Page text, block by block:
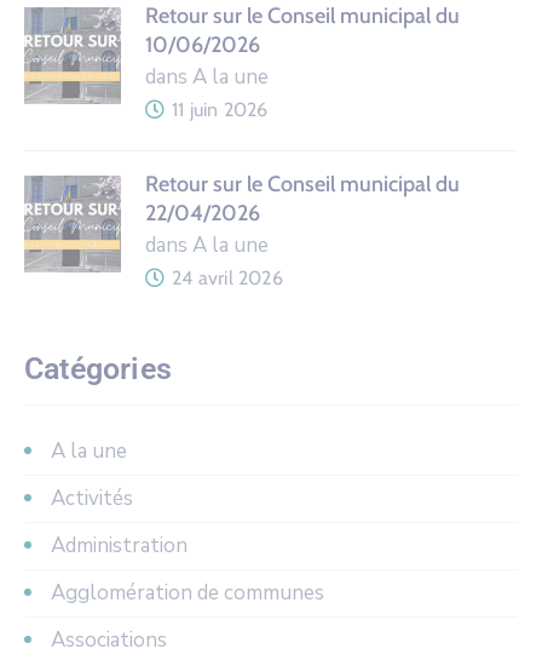
Retour sur le Conseil municipal du
10/06/2026
dans A la une
11 juin 2026
Retour sur le Conseil municipal du
22/04/2026
dans A la une
24 avril 2026
Catégories
A la une
Activités
Administration
Agglomération de communes
Associations